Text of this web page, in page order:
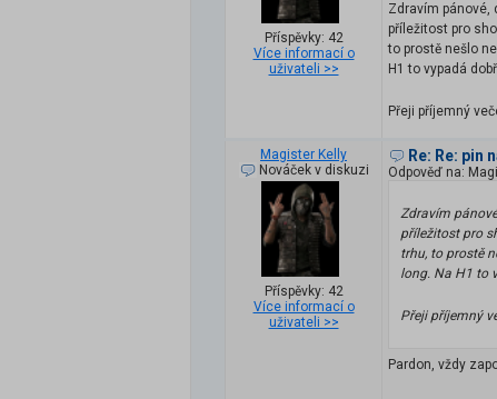
Příspěvky: 42
Více informací o
uživateli >>
Zdravím pánové,
příležitost pro
to prostě nešlo
H1 to vypadá
Přeji příjemný
Magister Kelly
Nováček v diskuzi
Příspěvky: 42
Více informací o
uživateli >>
Re: Re: pin
Odpověď na:
Zdravím
příležitost pro
trhu, to prostě
long. Na H1 to
Přeji příjemný
Pardon, vždy